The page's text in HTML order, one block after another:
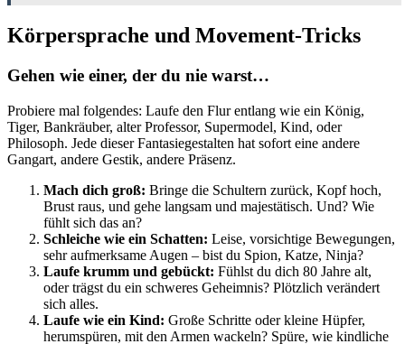
Körpersprache und Movement-Tricks
Gehen wie einer, der du nie warst…
Probiere mal folgendes: Laufe den Flur entlang wie ein König,
Tiger, Bankräuber, alter Professor, Supermodel, Kind, oder
Philosoph. Jede dieser Fantasiegestalten hat sofort eine andere
Gangart, andere Gestik, andere Präsenz.
Mach dich groß: Bringe die Schultern zurück, Kopf hoch,
Brust raus, und gehe langsam und majestätisch. Und? Wie
fühlt sich das an?
Schleiche wie ein Schatten: Leise, vorsichtige Bewegungen,
sehr aufmerksame Augen – bist du Spion, Katze, Ninja?
Laufe krumm und gebückt: Fühlst du dich 80 Jahre alt,
oder trägst du ein schweres Geheimnis? Plötzlich verändert
sich alles.
Laufe wie ein Kind: Große Schritte oder kleine Hüpfer,
herumspüren, mit den Armen wackeln? Spüre, wie kindliche